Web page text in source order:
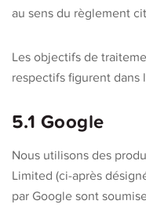
au sens du règlement
Les objectifs de
respectifs figurent dans
5.1 Google
Nous utilisons des
Limited (ci-après
par Google sont